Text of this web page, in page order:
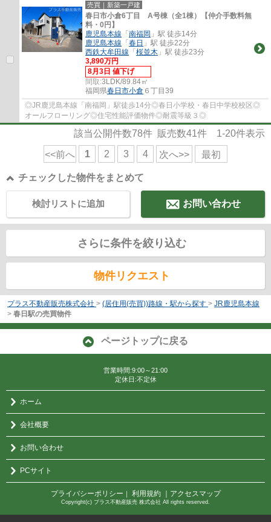
売買｜新築一戸建
春日市小倉6丁目 A号棟（全1棟）【仲介手数料無
料・0円】
鹿児島本線 「 南福岡 」駅 徒歩14分
鹿児島本線 「 春日 」駅 徒歩22分
西鉄大牟田線 「 桜並木 」駅 徒歩23分
3,890万円
8月3日 値下げ
間取:3LDK/89.84㎡
福岡県春日市小倉 ６丁目39
◎JR鹿児島本線「南福岡」駅徒歩14分◎春日小学校・春日中学校校区◎
オールフローリング◎住宅性能評価物件◎耐震等級３◎
該当公開件数78件 販売数41件 1-20件表示
<<前へ 1 2 3 4 次へ>> 最初
チェックした物件をまとめて
お問い合わせ
検討リストに追加
さらに条件を絞り込む
物件リクエスト
プラス不動産販売株式会社 > (居住用(売買))路線・駅から探す > JR鹿児島本線
> 春日駅の売買物件
ページトップに戻る
営業時間:9:00～21:00
定休日:不定休
ホーム
会社概要
お問い合わせ
PCサイト
プライバシーポリシー ｜ 利用規約 ｜アクセスマップ
Copyright(c) プラス不動産販売 株式会社 All rights reserved.